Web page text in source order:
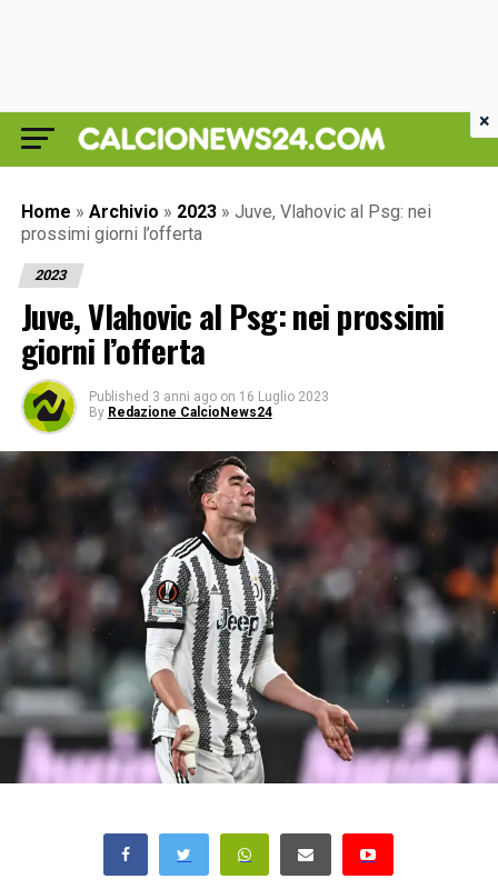
Home » Archivio » 2023 » Juve, Vlahovic al Psg: nei
prossimi giorni l’offerta
2023
Juve, Vlahovic al Psg: nei prossimi
giorni l’offerta
Published 3 anni ago on 16 Luglio 2023
By Redazione CalcioNews24
×